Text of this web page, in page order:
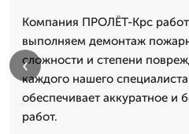
Компания ПРОЛЁТ-Крс
выполняем демонтаж
сложности и степени
каждого нашего
обеспечивает аккуратное и
работ.
‹